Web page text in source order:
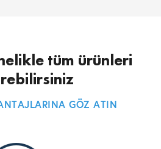
tüm ürünleri
GÖZ ATIN